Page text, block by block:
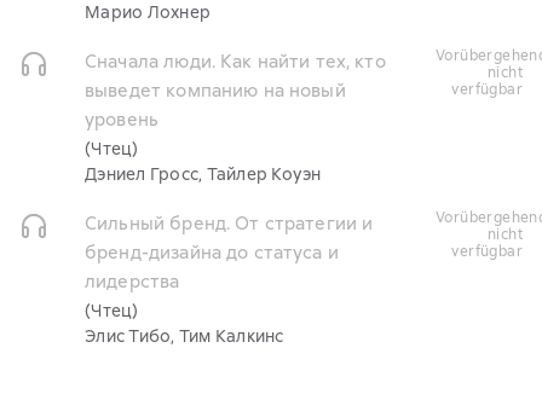
Марио Лохнер
Сначала люди. Как найти тех, кто
выведет компанию на новый
уровень
(Чтец)
Дэниел Гросс, Тайлер Коуэн
vorübergehend
nicht
verfügbar
Сильный бренд. От стратегии и
бренд-дизайна до статуса и
лидерства
(Чтец)
Элис Тибо, Тим Калкинс
vorübergehend
nicht
verfügbar